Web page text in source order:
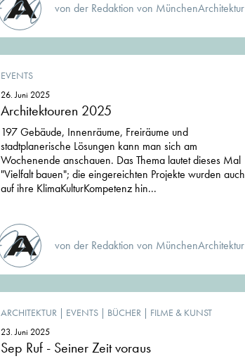
von der Redaktion von MünchenArchitektur
EVENTS
26. Juni 2025
Architektouren 2025
197 Gebäude, Innenräume, Freiräume und
stadtplanerische Lösungen kann man sich am
Wochenende anschauen. Das Thema lautet dieses Mal
"Vielfalt bauen"; die eingereichten Projekte wurden auch
auf ihre KlimaKulturKompetenz hin...
von der Redaktion von MünchenArchitektur
ARCHITEKTUR | EVENTS | BÜCHER | FILME & KUNST
23. Juni 2025
Sep Ruf - Seiner Zeit voraus